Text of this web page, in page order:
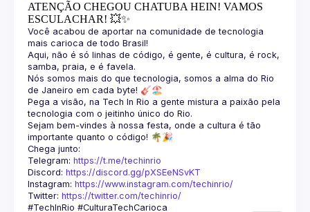
ATENÇÃO CHEGOU CHATUBA HEIN! VAMOS
ESCULACHAR! 💥✨
Você acabou de aportar na comunidade de tecnologia
Aqui, não é só linhas de código, é gente, é cultura, é rock,
Nós somos mais do que tecnologia, somos a alma do Rio
Pega a visão, na Tech In Rio a gente mistura a paixão pela
Sejam bem-vindes à nossa festa, onde a cultura é tão
Telegram: https://t.me/techinrio
Discord: https://discord.gg/pXSEeNSvKT
Instagram: https://www.instagram.com/techinrio/
Twitter: https://twitter.com/techinrio/